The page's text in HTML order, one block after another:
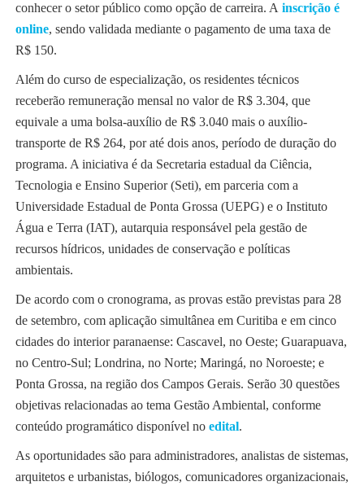
conhecer o setor público como opção de carreira. A inscrição é
online, sendo validada mediante o pagamento de uma taxa de
R$ 150.
Além do curso de especialização, os residentes técnicos
receberão remuneração mensal no valor de R$ 3.304, que
equivale a uma bolsa-auxílio de R$ 3.040 mais o auxílio-
transporte de R$ 264, por até dois anos, período de duração do
programa. A iniciativa é da Secretaria estadual da Ciência,
Tecnologia e Ensino Superior (Seti), em parceria com a
Universidade Estadual de Ponta Grossa (UEPG) e o Instituto
Água e Terra (IAT), autarquia responsável pela gestão de
recursos hídricos, unidades de conservação e políticas
ambientais.
De acordo com o cronograma, as provas estão previstas para 28
de setembro, com aplicação simultânea em Curitiba e em cinco
cidades do interior paranaense: Cascavel, no Oeste; Guarapuava,
no Centro-Sul; Londrina, no Norte; Maringá, no Noroeste; e
Ponta Grossa, na região dos Campos Gerais. Serão 30 questões
objetivas relacionadas ao tema Gestão Ambiental, conforme
conteúdo programático disponível no edital.
As oportunidades são para administradores, analistas de sistemas,
arquitetos e urbanistas, biólogos, comunicadores organizacionais,